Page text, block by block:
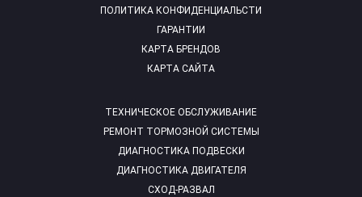
ТЕХНИЧЕСКОЕ ОБСЛУЖИВАНИЕ
РЕМОНТ ТОРМОЗНОЙ СИСТЕМЫ
ДИАГНОСТИКА ПОДВЕСКИ
ДИАГНОСТИКА ДВИГАТЕЛЯ
СХОД-РАЗВАЛ
ПОЛИТИКА КОНФИДЕНЦИАЛЬСТИ
ГАРАНТИИ
КАРТА БРЕНДОВ
КАРТА САЙТА